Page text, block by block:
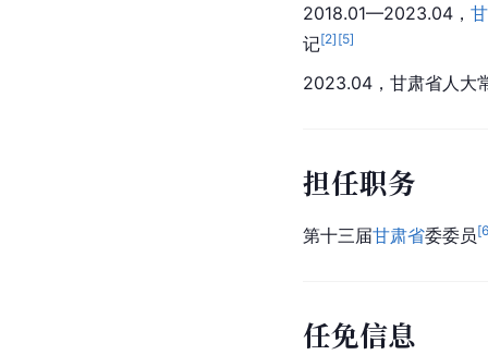
2018.01—2023.04，
记[2] [5]
2023.04，甘肃省人大
担任职务
第十三届甘肃省委委员[
任免信息